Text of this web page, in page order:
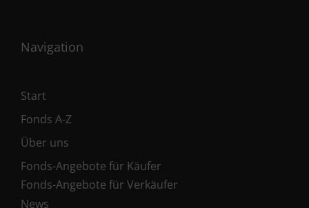
Navigation
Start
Fonds A-Z
Über uns
Fonds-Angebote für Käufer
Fonds-Angebote für Verkäufer
News